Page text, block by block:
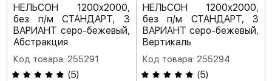
НЕЛЬСОН 1200х2000,
без п/м СТАНДАРТ, 3
ВАРИАНТ серо-бежевый,
Абстракция
Код товара: 255291
(5)
НЕЛЬСОН 1200х2000,
без п/м СТАНДАРТ, 3
ВАРИАНТ серо-бежевый,
Вертикаль
Код товара: 255294
(5)